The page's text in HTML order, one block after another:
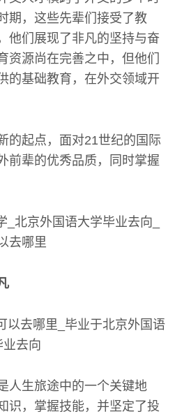
期，这些先辈们接受了教
他们展现了非凡的坚持与奋
资源尚在完善之中，但他们
的基础教育，在外交领域开
的起点，面对21世纪的国际
前辈的优秀品质，同时掌握
人生旅途中的一个关键地
识，掌握技能，并坚定了投